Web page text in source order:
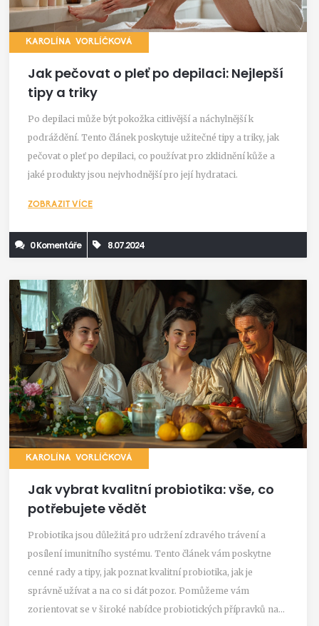
KAROLÍNA VORLÍČKOVÁ
Jak pečovat o pleť po depilaci: Nejlepší
tipy a triky
Po depilaci může být pokožka citlivější a náchylnější k
podráždění. Tento článek poskytuje užitečné tipy a triky, jak
pečovat o pleť po depilaci, co používat pro zklidnění kůže a
jaké produkty jsou nejvhodnější pro její hydrataci.
ZOBRAZIT VÍCE
0 Komentáře 8.07.2024
KAROLÍNA VORLÍČKOVÁ
Jak vybrat kvalitní probiotika: vše, co
potřebujete vědět
Probiotika jsou důležitá pro udržení zdravého trávení a
posílení imunitního systému. Tento článek vám poskytne
cenné rady a tipy, jak poznat kvalitní probiotika, jak je
správně užívat a na co si dát pozor. Pomůžeme vám
zorientovat se v široké nabídce probiotických přípravků na